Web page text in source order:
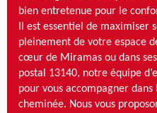
bien entretenue pour le
Il est essentiel de
pleinement de votre espace
cœur de Miramas ou dans
postal 13140, notre équipe
pour vous accompagner
cheminée. Nous vous